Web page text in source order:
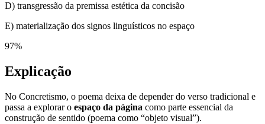
D) transgressão da premissa estética da concisão
E) materialização dos signos linguísticos no espaço
97%
Explicação
No Concretismo, o poema deixa de depender do verso tradicional e
passa a explorar o espaço da página como parte essencial da
construção de sentido (poema como “objeto visual”).